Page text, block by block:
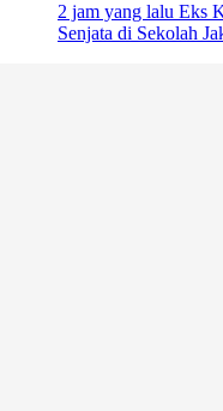
2 jam yang lalu Eks
Senjata di Sekolah